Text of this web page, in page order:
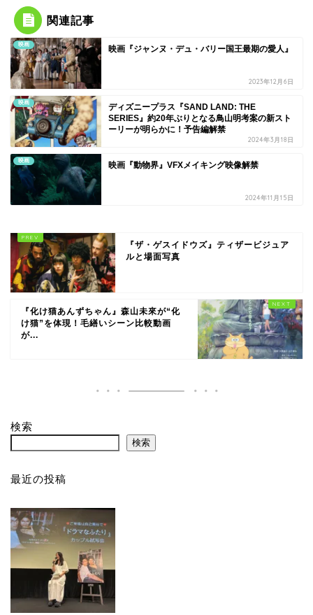
関連記事
映画 映画『ジャンヌ・デュ・バリー国王最期の愛人』
2023年12月6日
映画
ディズニープラス『SAND LAND: THE
SERIES』約20年ぶりとなる鳥山明考案の新スト
ーリーが明らかに！予告編解禁
2024年3月18日
映画 映画『動物界』VFXメイキング映像解禁
2024年11月15日
『ザ・ゲスイドウズ』ティザービジュア
ルと場面写真
『化け猫あんずちゃん』森山未來が“化
け猫”を体現！毛繕いシーン比較動画
が...
検索
検索
最近の投稿